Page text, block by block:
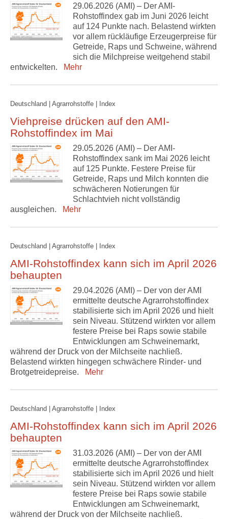
29.06.2026 (AMI) – Der AMI-
Rohstoffindex gab im Juni 2026 leicht
auf 124 Punkte nach. Belastend wirkten
vor allem rückläufige Erzeugerpreise für
Getreide, Raps und Schweine, während
sich die Milchpreise weitgehend stabil
entwickelten.
Mehr
Deutschland | Agrarrohstoffe | Index
Viehpreise drücken auf den AMI-
Rohstoffindex im Mai
29.05.2026 (AMI) – Der AMI-
Rohstoffindex sank im Mai 2026 leicht
auf 125 Punkte. Festere Preise für
Getreide, Raps und Milch konnten die
schwächeren Notierungen für
Schlachtvieh nicht vollständig
ausgleichen.
Mehr
Deutschland | Agrarrohstoffe | Index
AMI-Rohstoffindex kann sich im April 2026
behaupten
29.04.2026 (AMI) – Der von der AMI
ermittelte deutsche Agrarrohstoffindex
stabilisierte sich im April 2026 und hielt
sein Niveau. Stützend wirkten vor allem
festere Preise bei Raps sowie stabile
Entwicklungen am Schweinemarkt,
während der Druck von der Milchseite nachließ.
Belastend wirkten hingegen schwächere Rinder- und
Brotgetreidepreise.
Mehr
Deutschland | Agrarrohstoffe | Index
AMI-Rohstoffindex kann sich im April 2026
behaupten
31.03.2026 (AMI) – Der von der AMI
ermittelte deutsche Agrarrohstoffindex
stabilisierte sich im April 2026 und hielt
sein Niveau. Stützend wirkten vor allem
festere Preise bei Raps sowie stabile
Entwicklungen am Schweinemarkt,
während der Druck von der Milchseite nachließ.